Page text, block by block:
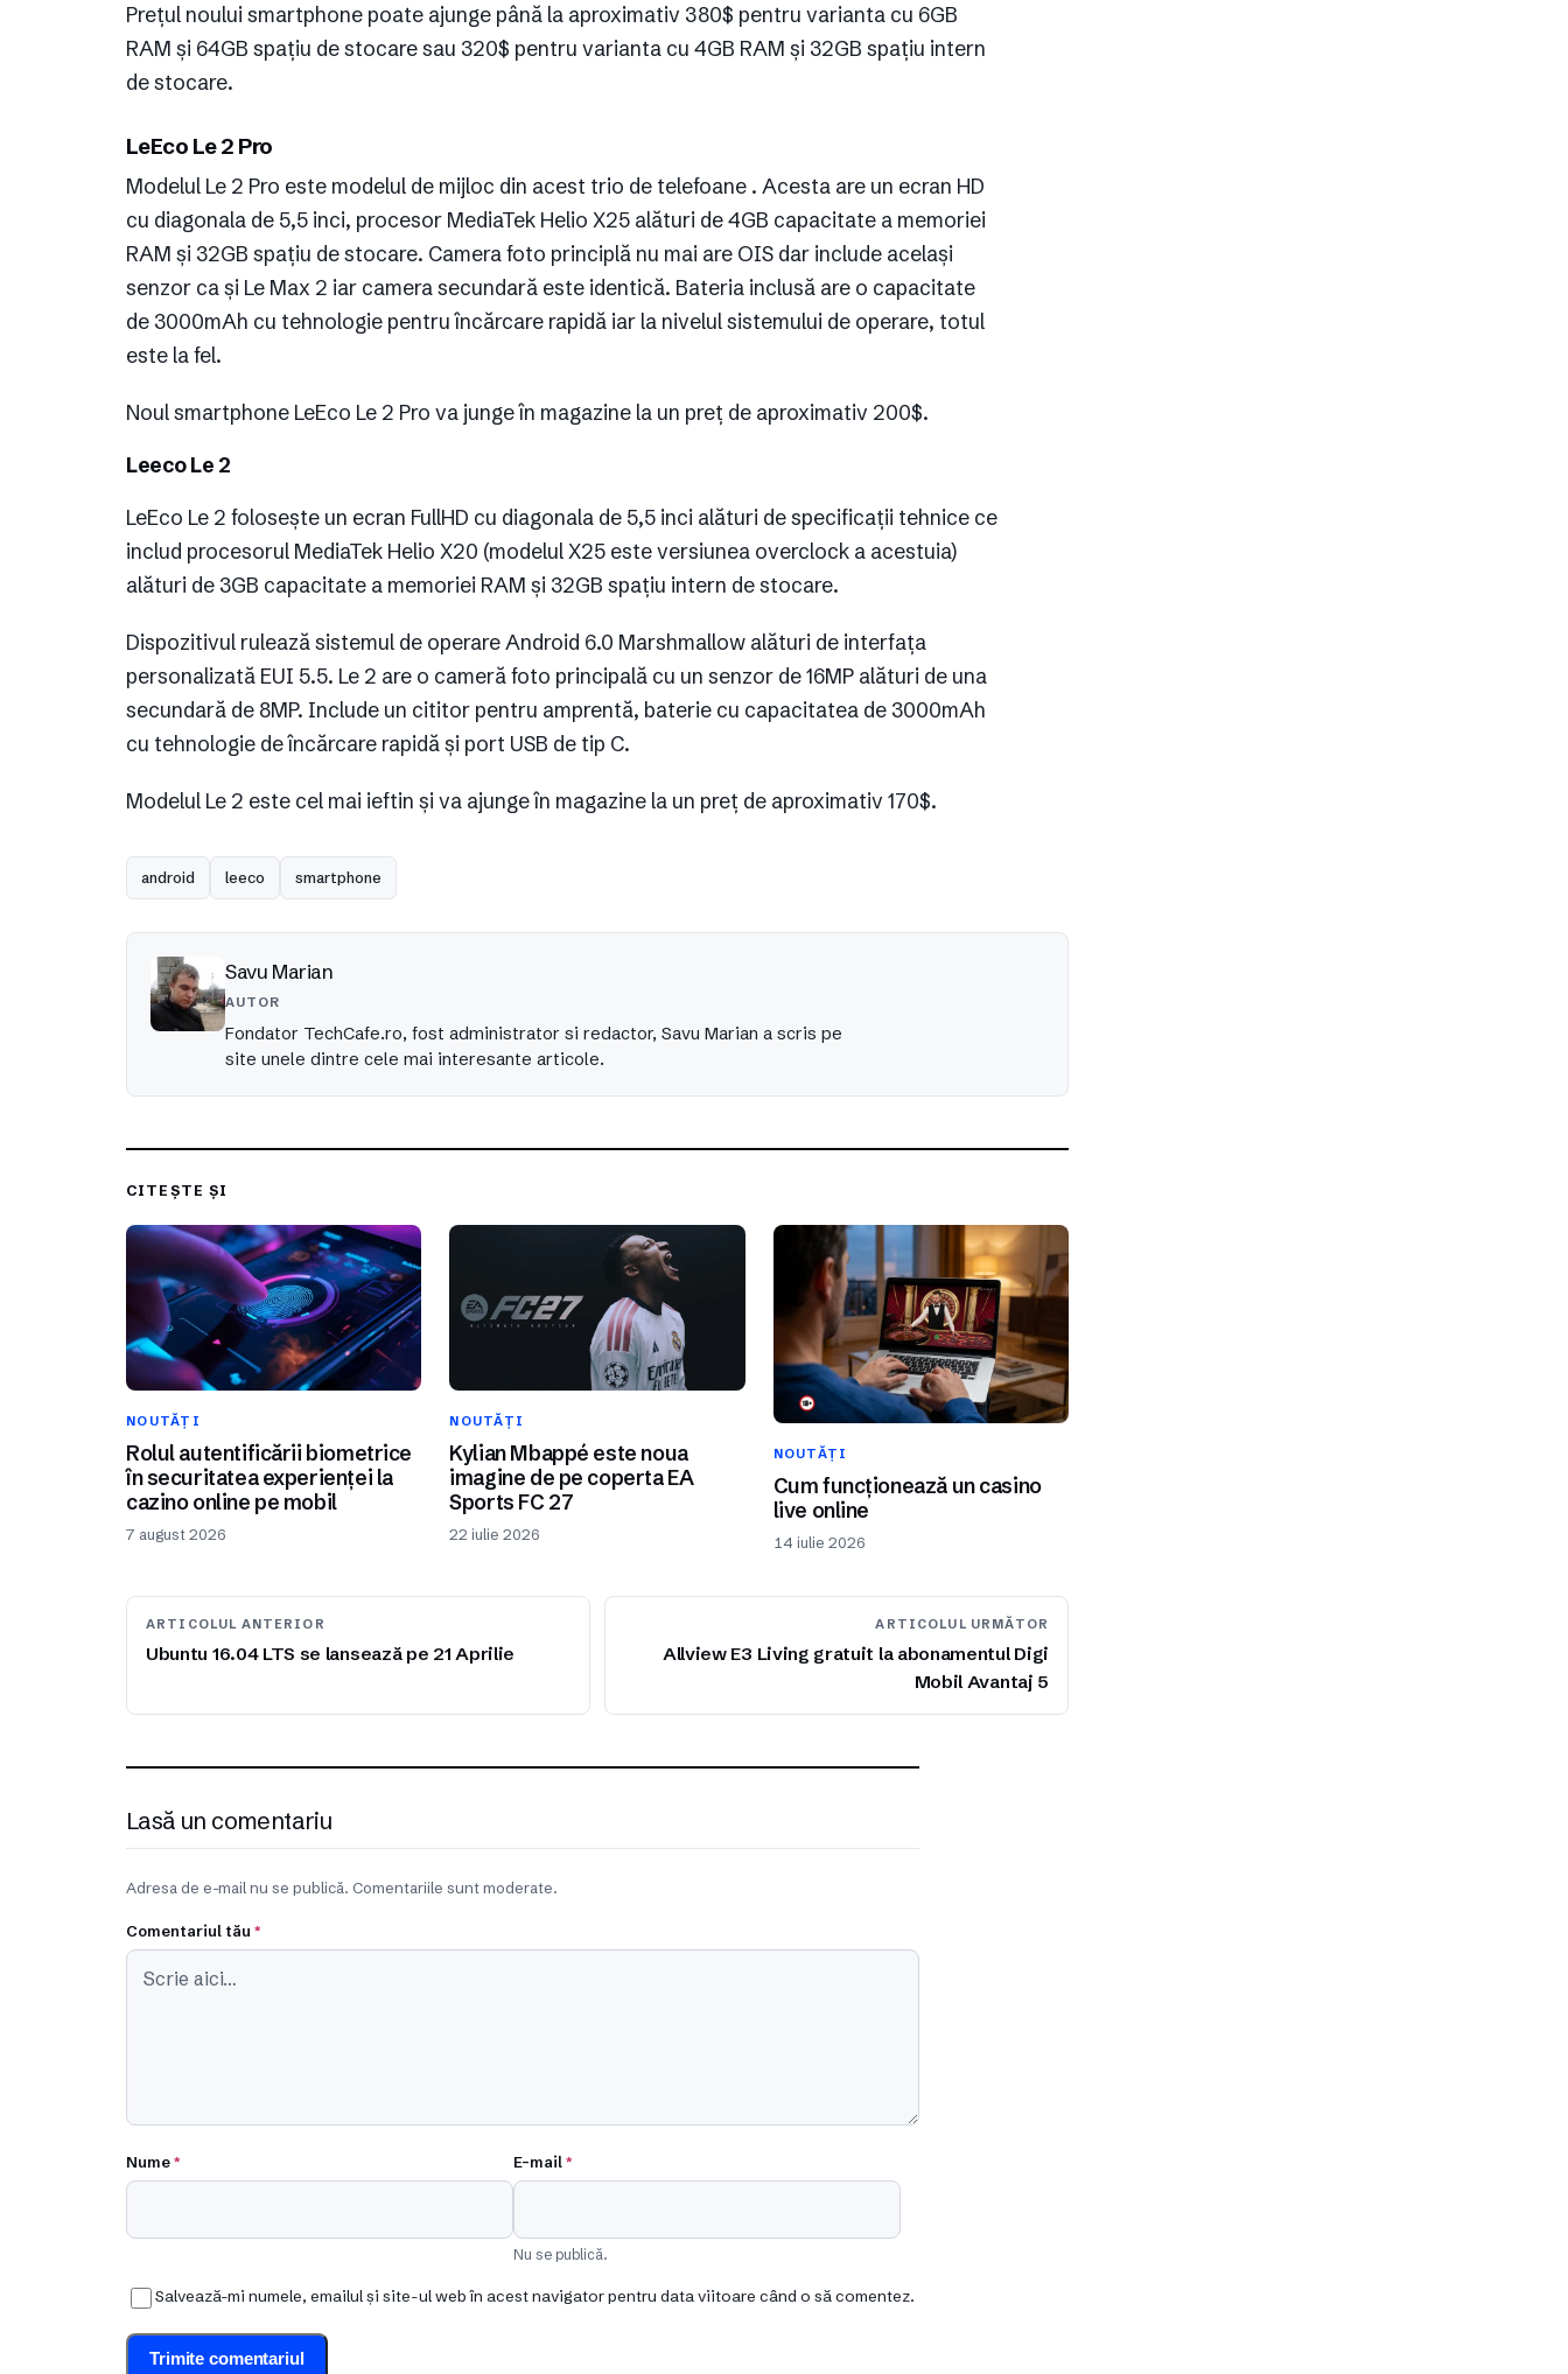
Prețul noului smartphone poate ajunge până la aproximativ 380$ pentru varianta cu 6GB
RAM și 64GB spațiu de stocare sau 320$ pentru varianta cu 4GB RAM și 32GB spațiu intern
de stocare.
LeEco Le 2 Pro
Modelul Le 2 Pro este modelul de mijloc din acest trio de telefoane . Acesta are un ecran HD
cu diagonala de 5,5 inci, procesor MediaTek Helio X25 alături de 4GB capacitate a memoriei
RAM și 32GB spațiu de stocare. Camera foto principlă nu mai are OIS dar include același
senzor ca și Le Max 2 iar camera secundară este identică. Bateria inclusă are o capacitate
de 3000mAh cu tehnologie pentru încărcare rapidă iar la nivelul sistemului de operare, totul
este la fel.
Noul smartphone LeEco Le 2 Pro va junge în magazine la un preț de aproximativ 200$.
Leeco Le 2
LeEco Le 2 folosește un ecran FullHD cu diagonala de 5,5 inci alături de specificații tehnice ce
includ procesorul MediaTek Helio X20 (modelul X25 este versiunea overclock a acestuia)
alături de 3GB capacitate a memoriei RAM și 32GB spațiu intern de stocare.
Dispozitivul rulează sistemul de operare Android 6.0 Marshmallow alături de interfața
personalizată EUI 5.5. Le 2 are o cameră foto principală cu un senzor de 16MP alături de una
secundară de 8MP. Include un cititor pentru amprentă, baterie cu capacitatea de 3000mAh
cu tehnologie de încărcare rapidă și port USB de tip C.
Modelul Le 2 este cel mai ieftin și va ajunge în magazine la un preț de aproximativ 170$.
android leeco smartphone
Savu Marian
AUTOR
Fondator TechCafe.ro, fost administrator si redactor, Savu Marian a scris pe
site unele dintre cele mai interesante articole.
CITEȘTE ȘI
NOUTĂȚI
Rolul autentificării biometrice
în securitatea experienței la
cazino online pe mobil
7 august 2026
NOUTĂȚI
Kylian Mbappé este noua
imagine de pe coperta EA
Sports FC 27
22 iulie 2026
NOUTĂȚI
Cum funcționează un casino
live online
14 iulie 2026
ARTICOLUL ANTERIOR
Ubuntu 16.04 LTS se lansează pe 21 Aprilie
ARTICOLUL URMĂTOR
Allview E3 Living gratuit la abonamentul Digi
Mobil Avantaj 5
Lasă un comentariu
Adresa de e-mail nu se publică. Comentariile sunt moderate.
Comentariul tău *
Nume* E-mail*
Nu se publică.
Salvează-mi numele, emailul și site-ul web în acest navigator pentru data viitoare când o să comentez.